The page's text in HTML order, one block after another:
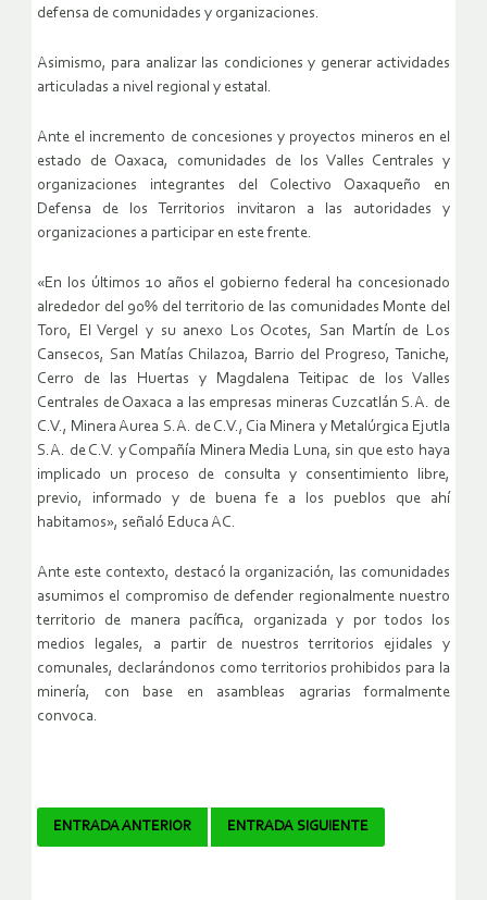
defensa de comunidades y organizaciones.
Asimismo, para analizar las condiciones y generar actividades
articuladas a nivel regional y estatal.
Ante el incremento de concesiones y proyectos mineros en el
estado de Oaxaca, comunidades de los Valles Centrales y
organizaciones integrantes del Colectivo Oaxaqueño en
Defensa de los Territorios invitaron a las autoridades y
organizaciones a participar en este frente.
«En los últimos 10 años el gobierno federal ha concesionado
alrededor del 90% del territorio de las comunidades Monte del
Toro, El Vergel y su anexo Los Ocotes, San Martín de Los
Cansecos, San Matías Chilazoa, Barrio del Progreso, Taniche,
Cerro de las Huertas y Magdalena Teitipac de los Valles
Centrales de Oaxaca a las empresas mineras Cuzcatlán S.A. de
C.V., Minera Aurea S.A. de C.V., Cia Minera y Metalúrgica Ejutla
S.A. de C.V. y Compañía Minera Media Luna, sin que esto haya
implicado un proceso de consulta y consentimiento libre,
previo, informado y de buena fe a los pueblos que ahí
habitamos», señaló Educa AC.
Ante este contexto, destacó la organización, las comunidades
asumimos el compromiso de defender regionalmente nuestro
territorio de manera pacífica, organizada y por todos los
medios legales, a partir de nuestros territorios ejidales y
comunales, declarándonos como territorios prohibidos para la
minería, con base en asambleas agrarias formalmente
convoca.
Navegador
ENTRADA ANTERIOR ENTRADA SIGUIENTE